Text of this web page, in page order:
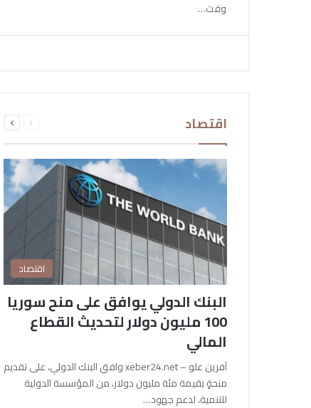
وقت…
اقتصاد الصفحةالصفحة
اقتصاد
البنك الدولي يوافق على منح سوريا
100 مليون دولار لتحديث القطاع
المالي
آفرين علو – xeber24.net وافق البنك الدولي، على تقديم
منحةٍ بقيمة مئة مليون دولار، من المؤسسة الدولية
للتنمية، لدعم جهود…